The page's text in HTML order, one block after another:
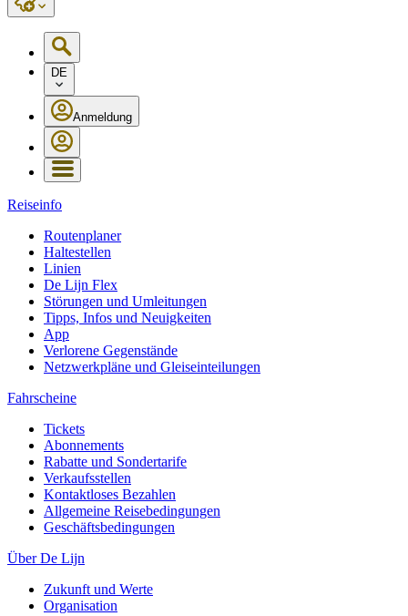
DE
Anmeldung
Reiseinfo
Routenplaner
Haltestellen
Linien
De Lijn Flex
Störungen und Umleitungen
Tipps, Infos und Neuigkeiten
App
Verlorene Gegenstände
Netzwerkpläne und Gleiseinteilungen
Fahrscheine
Tickets
Abonnements
Rabatte und Sondertarife
Verkaufsstellen
Kontaktloses Bezahlen
Allgemeine Reisebedingungen
Geschäftsbedingungen
Über De Lijn
Zukunft und Werte
Organisation